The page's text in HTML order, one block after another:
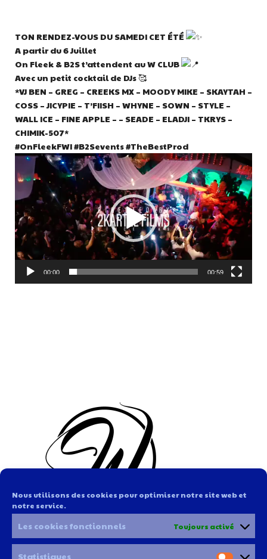
Nous utilisons des cookies pour optimiser notre site web et
notre service.
Les cookies fonctionnels Toujours activé
Statistiques
TON RENDEZ-VOUS DU SAMEDI CET ÉTÉ
A partir du 6 Juillet
On Fleek & B2S t’attendent au W CLUB
Avec un petit cocktail de DJs 🥰
*VJ BEN – GREG – CREEKS MX – MOODY MIKE – SKAYTAH –
COSS – JICYPIE – T’FIISH – WHYNE – SOWN – STYLE –
WALL ICE – FINE APPLE – – SEADE – ELADJI – TKRYS –
CHIMIK-507*
#OnFleekFWI #B2Sevents #TheBestProd
Lecteur
vidéo
00:00 00:59